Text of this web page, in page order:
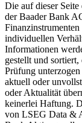
Die auf dieser
der Baader Bank
individuellen
Informationen
gestellt und
Prüfung
aktuell oder
oder Aktualität
keinerlei Haftung.
von LSEG Data &